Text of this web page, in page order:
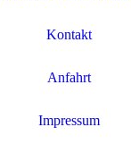
Kontakt
Anfahrt
Impressum